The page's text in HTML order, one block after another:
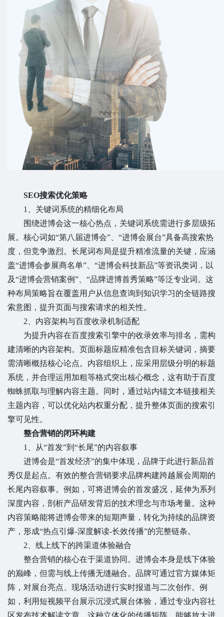
SEO搜索优化策略
1、关键词系统的精细化布局
围绕进博会这一核心热点，关键词系统需进行多层级拓
展。核心词如“第八届进博会”、“进博会展台”具备高搜索热
度，但竞争激烈。长尾词布局是提升精准流量的关键，应涵
盖“进博会参展商名单”、“进博会科技新品”等资讯类词，以
及“进博会营销案例”、“品牌进博首秀策略”等泛专业词。这
种布局策略旨在覆盖用户从信息查询到知识学习的全链路搜
索意图，提升页面与搜索请求的相关性。
2、内容架构与百度收录机制适配
为提升内容在百度搜索引擎中的收录效率与排名，需构
建清晰的内容架构。页面标题应精准包含目标关键词，摘要
需清晰概括核心论点。内容组织上，应采用层级分明的标题
系统，并合理运用加粗等格式突出核心概念，这有助于百度
蜘蛛抓取与理解内容主题。同时，通过站内锚文本链接相关
主题内容，可以优化站内权重分配，提升整体页面的搜索引
擎可见性。
整合营销的闭环构建
1、
从“首发”到“长尾”的内容叙事
进博会是“首发经济”的集中体现，品牌于此进行新品首
秀仅是起点。有效的整合营销要求品牌构建跨越展会周期的
长尾内容叙事。例如，可将进博会的首发盛况，延伸为系列
深度内容，剖析产品研发背后的技术理念与市场考量。这种
内容策略能将进博会带来的短期声量，转化为持续的品牌资
产，形成“热点引爆-深度解读-长效传播”的完整链条。
2、 线上线下的跨渠道体验融合
整合营销的核心在于渠道协同。进博会本身是线下体验
的巅峰，但需与线上传播无缝融合。品牌可通过官方媒体矩
阵，对展台亮点、现场活动进行实时报道与二次创作。例
如，利用短视频平台展示沉浸式展台体验，通过专业内容社
区发布技术解读文章。这种立体化的传播矩阵，能够放大进